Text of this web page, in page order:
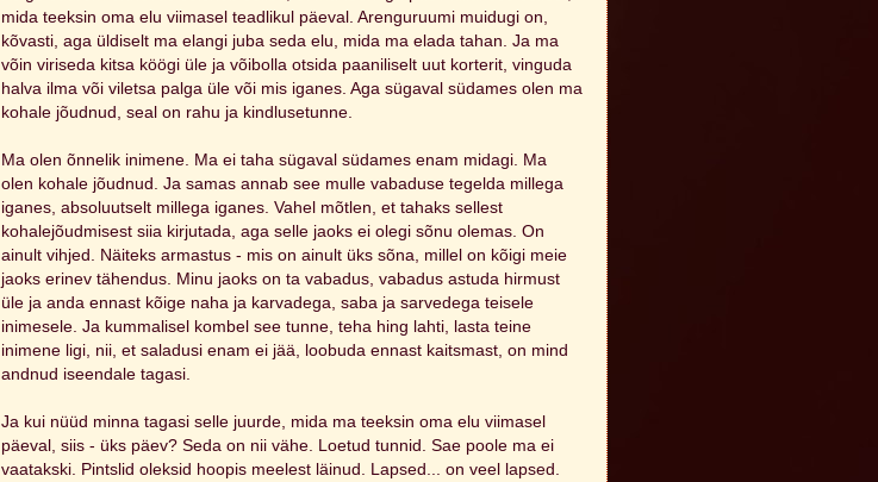
mida teeksin oma elu viimasel teadlikul päeval. Arenguruumi muidugi on,
kõvasti, aga üldiselt ma elangi juba seda elu, mida ma elada tahan. Ja ma
võin viriseda kitsa köögi üle ja võibolla otsida paaniliselt uut korterit, vinguda
halva ilma või viletsa palga üle või mis iganes. Aga sügaval südames olen ma
kohale jõudnud, seal on rahu ja kindlusetunne.
Ma olen õnnelik inimene. Ma ei taha sügaval südames enam midagi. Ma
olen kohale jõudnud. Ja samas annab see mulle vabaduse tegelda millega
iganes, absoluutselt millega iganes. Vahel mõtlen, et tahaks sellest
kohalejõudmisest siia kirjutada, aga selle jaoks ei olegi sõnu olemas. On
ainult vihjed. Näiteks armastus - mis on ainult üks sõna, millel on kõigi meie
jaoks erinev tähendus. Minu jaoks on ta vabadus, vabadus astuda hirmust
üle ja anda ennast kõige naha ja karvadega, saba ja sarvedega teisele
inimesele. Ja kummalisel kombel see tunne, teha hing lahti, lasta teine
inimene ligi, nii, et saladusi enam ei jää, loobuda ennast kaitsmast, on mind
andnud iseendale tagasi.
Ja kui nüüd minna tagasi selle juurde, mida ma teeksin oma elu viimasel
päeval, siis - üks päev? Seda on nii vähe. Loetud tunnid. Sae poole ma ei
vaatakski. Pintslid oleksid hoopis meelest läinud. Lapsed... on veel lapsed.